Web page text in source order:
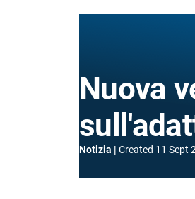
Nuova
Notizia Created 11 Sept